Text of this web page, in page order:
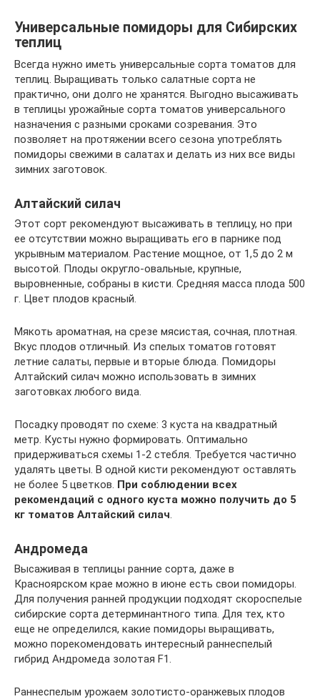
Универсальные помидоры для Сибирских
теплиц
Всегда нужно иметь универсальные сорта томатов для
теплиц. Выращивать только салатные сорта не
практично, они долго не хранятся. Выгодно высаживать
в теплицы урожайные сорта томатов универсального
назначения с разными сроками созревания. Это
позволяет на протяжении всего сезона употреблять
помидоры свежими в салатах и делать из них все виды
зимних заготовок.
Алтайский силач
Этот сорт рекомендуют высаживать в теплицу, но при
ее отсутствии можно выращивать его в парнике под
укрывным материалом. Растение мощное, от 1,5 до 2 м
высотой. Плоды округло-овальные, крупные,
выровненные, собраны в кисти. Средняя масса плода 500
г. Цвет плодов красный.
Мякоть ароматная, на срезе мясистая, сочная, плотная.
Вкус плодов отличный. Из спелых томатов готовят
летние салаты, первые и вторые блюда. Помидоры
Алтайский силач можно использовать в зимних
заготовках любого вида.
Посадку проводят по схеме: 3 куста на квадратный
метр. Кусты нужно формировать. Оптимально
придерживаться схемы 1-2 стебля. Требуется частично
удалять цветы. В одной кисти рекомендуют оставлять
не более 5 цветков. При соблюдении всех
рекомендаций с одного куста можно получить до 5
кг томатов Алтайский силач.
Андромеда
Высаживая в теплицы ранние сорта, даже в
Красноярском крае можно в июне есть свои помидоры.
Для получения ранней продукции подходят скороспелые
сибирские сорта детерминантного типа. Для тех, кто
еще не определился, какие помидоры выращивать,
можно порекомендовать интересный раннеспелый
гибрид Андромеда золотая F1.
Раннеспелым урожаем золотисто-оранжевых плодов